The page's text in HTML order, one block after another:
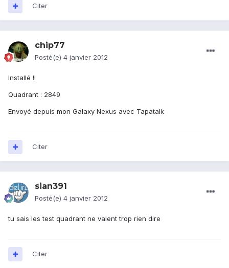
Citer
chip77
Posté(e) 4 janvier 2012
Installé !!
Quadrant : 2849
Envoyé depuis mon Galaxy Nexus avec Tapatalk
Citer
sian391
Posté(e) 4 janvier 2012
tu sais les test quadrant ne valent trop rien dire
Citer